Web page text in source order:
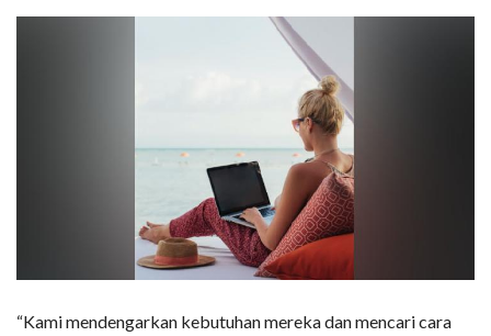
“Kami mendengarkan kebutuhan mereka dan mencari cara